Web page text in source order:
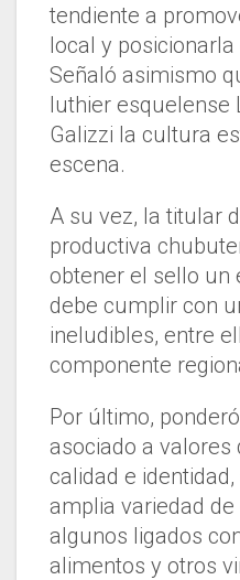
tendiente a
local y
Señaló asimismo
luthier esquelense
Galizzi la cultura
escena.
A su vez, la titular
productiva
obtener el sello un
debe cumplir con
ineludibles, entre
componente
Por último,
asociado a valores
calidad e
amplia variedad
algunos ligados
alimentos y otros